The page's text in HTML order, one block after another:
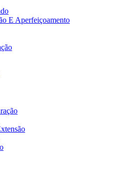
E Aperfeiçoamento